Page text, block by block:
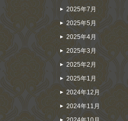
2025年7月
2025年5月
2025年4月
2025年3月
2025年2月
2025年1月
2024年12月
2024年11月